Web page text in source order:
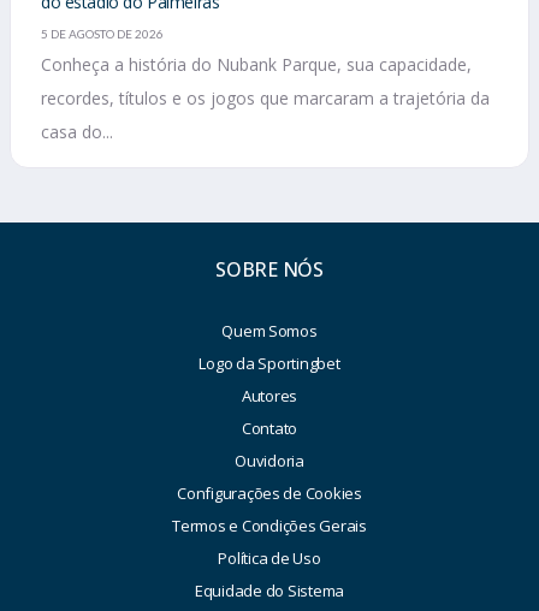
5 DE AGOSTO DE 2026
Conheça a história do Nubank Parque, sua capacidade,
recordes, títulos e os jogos que marcaram a trajetória da
casa do...
SOBRE NÓS
Quem Somos
Logo da Sportingbet
Autores
Contato
Ouvidoria
Configurações de Cookies
Termos e Condições Gerais
Política de Uso
Equidade do Sistema